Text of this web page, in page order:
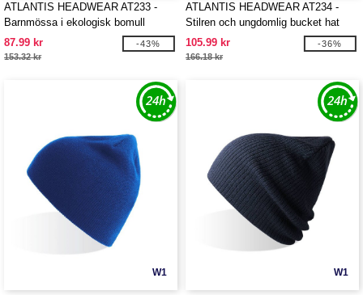
ATLANTIS HEADWEAR AT233 -
Barnmössa i ekologisk bomull
87.99 kr
153.32 kr
-43%
ATLANTIS HEADWEAR AT234 -
Stilren och ungdomlig bucket hat
105.99 kr
166.18 kr
-36%
W1 W1